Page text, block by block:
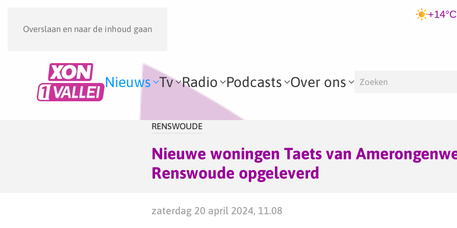
Overslaan en naar de inhoud gaan
+14°C
Nieuws Tv Radio Podcasts Over ons
RENSWOUDE
Nieuwe woningen Taets van
Renswoude opgeleverd
zaterdag 20 april 2024, 11.08